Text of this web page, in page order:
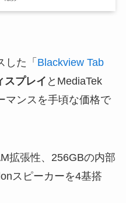
した「 Blackview Tab
スプレイ とMediaTek
マンスを手頃な価格で
拡張性、256GBの内部
スピーカーを4基搭